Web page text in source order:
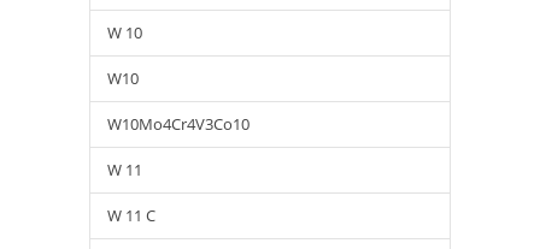
W 10
W10
W10Mo4Cr4V3Co10
W 11
W 11 C